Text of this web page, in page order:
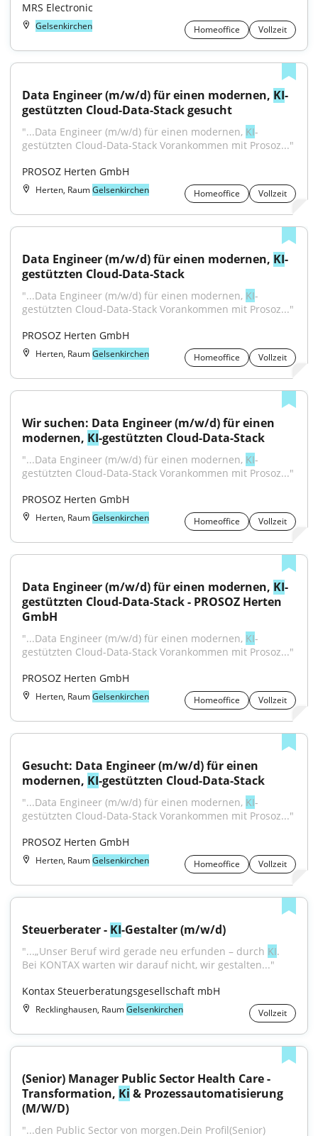
MRS Electronic
Gelsenkirchen Homeoffice Vollzeit
Data Engineer (m/w/d) für einen modernen, KI-
gestützten Cloud-Data-Stack gesucht
"...Data Engineer (m/w/d) für einen modernen, KI-
gestützten Cloud-Data-Stack Vorankommen mit Prosoz..."
PROSOZ Herten GmbH
Herten, RaumGelsenkirchen Homeoffice Vollzeit
Data Engineer (m/w/d) für einen modernen, KI-
gestützten Cloud-Data-Stack
"...Data Engineer (m/w/d) für einen modernen, KI-
gestützten Cloud-Data-Stack Vorankommen mit Prosoz..."
PROSOZ Herten GmbH
Herten, RaumGelsenkirchen Homeoffice Vollzeit
Wir suchen: Data Engineer (m/w/d) für einen
modernen, KI-gestützten Cloud-Data-Stack
"...Data Engineer (m/w/d) für einen modernen, KI-
gestützten Cloud-Data-Stack Vorankommen mit Prosoz..."
PROSOZ Herten GmbH
Herten, RaumGelsenkirchen Homeoffice Vollzeit
Data Engineer (m/w/d) für einen modernen, KI-
gestützten Cloud-Data-Stack - PROSOZ Herten
GmbH
"...Data Engineer (m/w/d) für einen modernen, KI-
gestützten Cloud-Data-Stack Vorankommen mit Prosoz..."
PROSOZ Herten GmbH
Herten, RaumGelsenkirchen Homeoffice Vollzeit
Gesucht: Data Engineer (m/w/d) für einen
modernen, KI-gestützten Cloud-Data-Stack
"...Data Engineer (m/w/d) für einen modernen, KI-
gestützten Cloud-Data-Stack Vorankommen mit Prosoz..."
PROSOZ Herten GmbH
Herten, RaumGelsenkirchen Homeoffice Vollzeit
Steuerberater - KI-Gestalter (m/w/d)
"...„Unser Beruf wird gerade neu erfunden – durch KI.
Bei KONTAX warten wir darauf nicht, wir gestalten..."
Kontax Steuerberatungsgesellschaft mbH
Recklinghausen, RaumGelsenkirchen Vollzeit
(Senior) Manager Public Sector Health Care -
Transformation, Ki & Prozessautomatisierung
(M/W/D)
"...den Public Sector von morgen.Dein Profil(Senior)